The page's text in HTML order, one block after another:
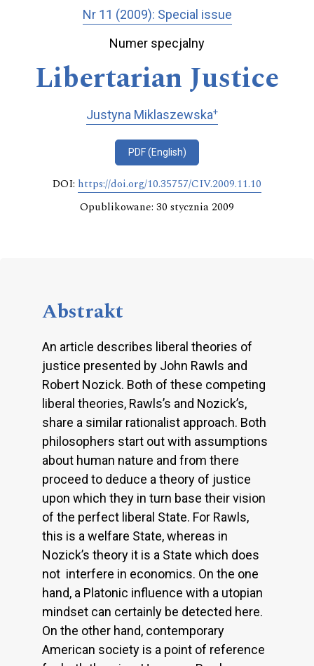
Nr 11 (2009): Special issue
Numer specjalny
Libertarian Justice
Justyna Miklaszewska+
PDF (English)
DOI: https://doi.org/10.35757/CIV.2009.11.10
Opublikowane: 30 stycznia 2009
Abstrakt
An article describes liberal theories of
justice presented by John Rawls and
Robert Nozick. Both of these competing
liberal theories, Rawls’s and Nozick’s,
share a similar rationalist approach. Both
philosophers start out with assumptions
about human nature and from there
proceed to deduce a theory of justice
upon which they in turn base their vision
of the perfect liberal State. For Rawls,
this is a welfare State, whereas in
Nozick’s theory it is a State which does
not interfere in economics. On the one
hand, a Platonic influence with a utopian
mindset can certainly be detected here.
On the other hand, contemporary
American society is a point of reference